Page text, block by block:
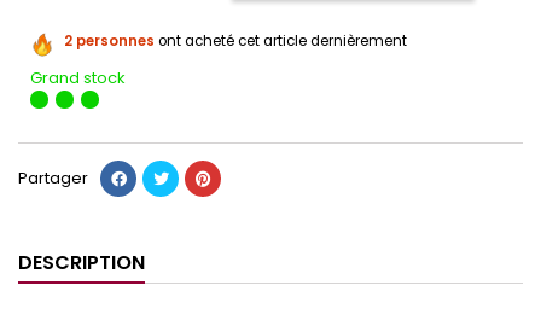
2 personnes ont acheté cet article dernièrement
Grand stock
Partager
DESCRIPTION